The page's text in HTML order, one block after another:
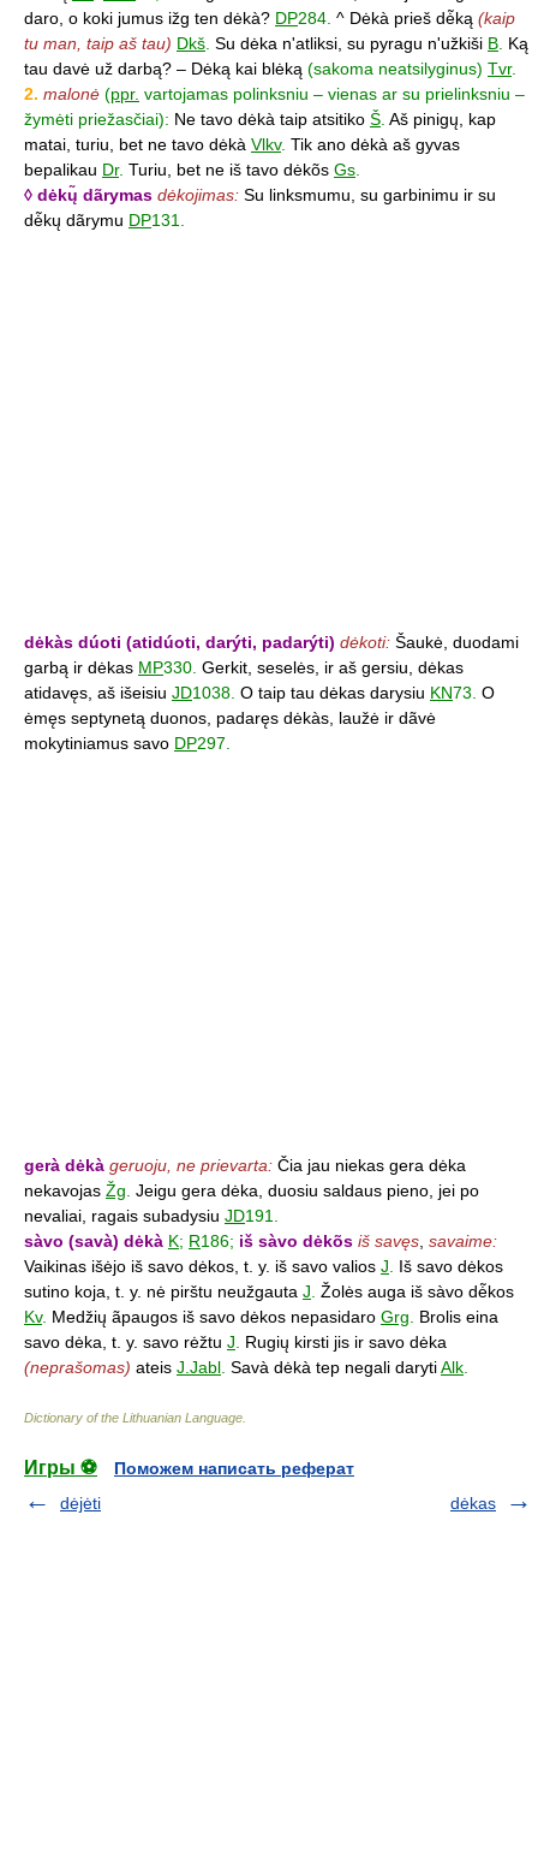
daro, o koki jumus ižg ten dėkà? DP284. ^ Dėkà prieš dė̃ką (kaip
tu man, taip aš tau) Dkš Su dėka n'atliksi, su pyragu n'užkiši B Ką
tau davė už darbą? – Dėką kai blėką (sakoma neatsilyginus) Tvr.
2. malonė (ppr. vartojamas polinksniu – vienas ar su prielinksniu –
žymėti priežasčiai): Ne tavo dėkà taip atsitiko Š Aš pinigų, kap
matai, turiu, bet ne tavo dėkà Vlkv. Tik ano dėkà aš gyvas
bepalikau Dr. Turiu, bet ne iš tavo dėkõs Gs
◊ dėkų̃ dãrymas dėkojimas: Su linksmumu, su garbinimu ir su
dė̃kų dãrymu DP131.
dėkàs dúoti (atidúoti, darýti, padarýti) dėkoti: Šaukė, duodami
garbą ir dėkas MP330. Gerkit, seselės, ir aš gersiu, dėkas
atidavęs, aš išeisiu JD1038. O taip tau dėkas darysiu KN73. O
ėmęs septynetą duonos, padaręs dėkàs, laužė ir dãvė
mokytiniamus savo DP297.
gerà dėkà geruoju, ne prievarta: Čia jau niekas gera dėka
nekavojas Žg Jeigu gera dėka, duosiu saldaus pieno, jei po
nevaliai, ragais subadysiu JD191.
sàvo (savà) dėkà K; R186; iš sàvo dėkõs iš savęs savaime:
Vaikinas išėjo iš savo dėkos, t. y. iš savo valios J
Iš savo dėkos
sutino koja, t. y. nė pirštu neužgauta J Žolės auga iš sàvo dė̃kos
Kv. Medžių ãpaugos iš savo dėkos nepasidaro Grg
Brolis eina
savo dėka, t. y. savo rėžtu J
Rugių kirsti jis ir savo dėka
(neprašomas) ateis J.Jabl Savà dėkà tep negali darytiAlk
Dictionary of the Lithuanian Language
Игры ⚽
Поможем написать реферат
dėjėti
dėkas